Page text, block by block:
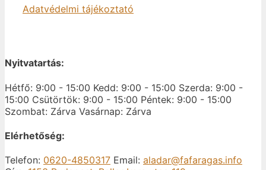
Adatvédelmi tájékoztató
Nyitvatartás:
Hétfő: 9:00 - 15:00 Kedd: 9:00 - 15:00 Szerda: 9:00 -
15:00 Csütörtök: 9:00 - 15:00 Péntek: 9:00 - 15:00
Szombat: Zárva Vasárnap: Zárva
Elérhetőség:
Telefon: 0620-4850317 Email: aladar@fafaragas.info